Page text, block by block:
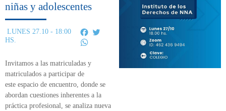
niñas y adolescentes
LUNES 27.10 - 18:00
HS.
Facebook
Invitamos a las matriculadas y
matriculados a participar de
este espacio de encuentro, donde se
abordan cuestiones inherentes a la
práctica profesional, se analiza nueva